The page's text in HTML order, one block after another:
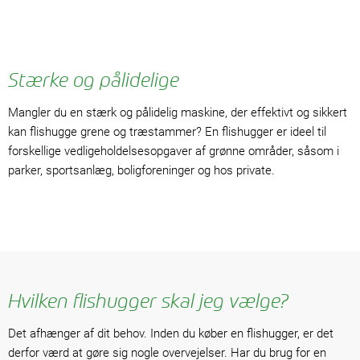
Stærke og pålidelige
Mangler du en stærk og pålidelig maskine, der effektivt og sikkert
kan flishugge grene og træstammer? En flishugger er ideel til
forskellige vedligeholdelsesopgaver af grønne områder, såsom i
parker, sportsanlæg, boligforeninger og hos private.
Hvilken flishugger skal jeg vælge?
Det afhænger af dit behov. Inden du køber en flishugger, er det
derfor værd at gøre sig nogle overvejelser. Har du brug for en